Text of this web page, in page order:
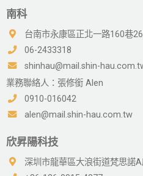
南科
台南市永康區正北一路160巷
06-2433318
shinhau@mail.shin-
業務聯絡人：張修銜 Alen
0910-016042
alen@mail.shin-hau.com.tw
欣昇陽科技
深圳市龍華區大浪街道梵思諾